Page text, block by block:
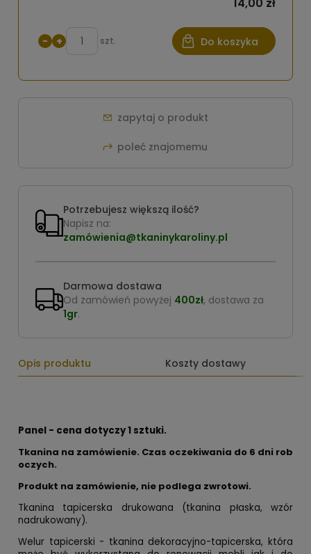
− + szt. Do koszyka
zapytaj o produkt
poleć znajomemu
Potrzebujesz większą ilość?
Napisz na:
zamówienia@tkaninykaroliny.pl
Darmowa dostawa
Od zamówień powyżej 400zł, dostawa za
1gr.
Opis produktu Koszty dostawy
Panel - cena dotyczy 1 sztuki.
Tkanina na zamówienie. Czas oczekiwania do 6 dni rob
oczych.
Produkt na zamówienie, nie podlega zwrotowi.
Tkanina tapicerska drukowana (tkanina płaska, wzór
nadrukowany).
Welur tapicerski - tkanina dekoracyjno-tapicerska, która